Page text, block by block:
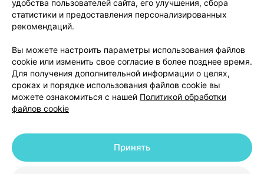
Размещение рекламы
Медицинский маркетинг
Публичный договор
Доставка
Способы оплаты
Вакансии
Партнеры
Написать руководителю 103.by
Написать в поддержку
Персональные настройки Cookie
© 2026 ООО «Артокс Лаб», УНП 191700409 | 220012, Республика Беларусь,
удобства пользователей сайта, его улучшения, сбора
статистики и предоставления персонализированных
рекомендаций.
Вы можете настроить параметры использования файлов
cookie или изменить свое согласие в более позднее время.
Для получения дополнительной информации о целях,
сроках и порядке использования файлов cookie вы
можете ознакомиться с нашей Политикой обработки
файлов cookie
Принять